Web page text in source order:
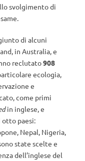
svolgimento di
di alcuni
in Australia, e
reclutato908
ecologia,
e
come primi
in inglese, e
otto paesi:
Nepal, Nigeria,
state scelte e
dell’inglese del